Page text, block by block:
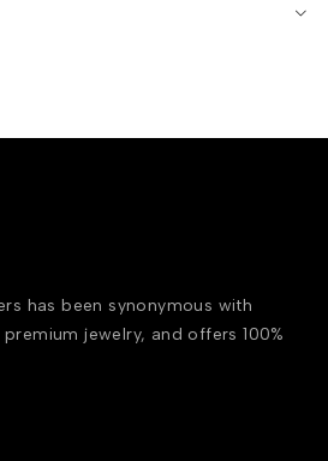
has been synonymous with
jewelry, and offers 100%